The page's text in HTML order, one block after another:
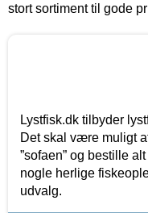
stort sortiment til gode
Lystfisk.dk tilbyder
Det skal være muligt
”sofaen” og bestille
nogle herlige
udvalg.